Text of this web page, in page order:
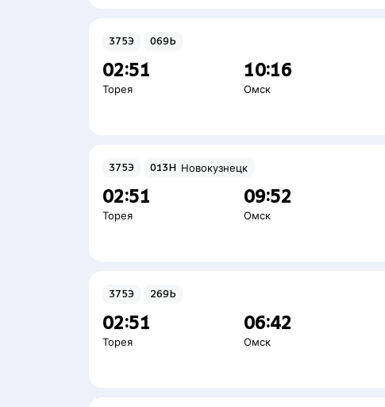
375Э 069Ь
02:51
Торея
10:16
Омск
375Э 013Н Новокузнецк
02:51
Торея
09:52
Омск
375Э 269Ь
02:51
Торея
06:42
Омск